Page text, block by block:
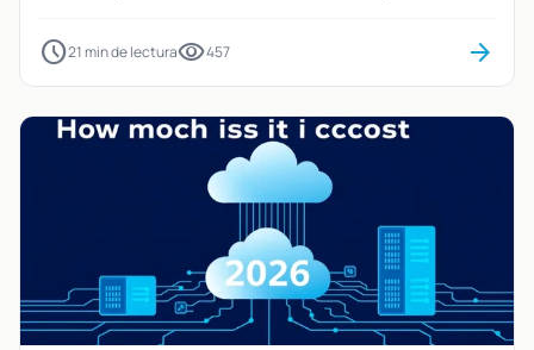
schedule21 min de lecturavisibility457 arrow_forward